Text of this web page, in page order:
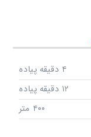
۴ دقیقه پیاده
۱۲ دقیقه پیاده
۴۰۰ متر